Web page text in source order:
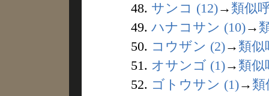
48. サンコ (12)→ 類似
49. ハナコサン (10)→
50. コウザン (2)→ 類似
51. オサンゴ (1)→ 類似
52. ゴトウサン (1)→ 類